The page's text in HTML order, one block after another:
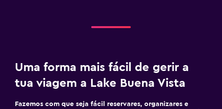
Uma forma mais fácil de gerir a
tua viagem a Lake Buena Vista
Fazemos com que seja fácil reservares, organizares e